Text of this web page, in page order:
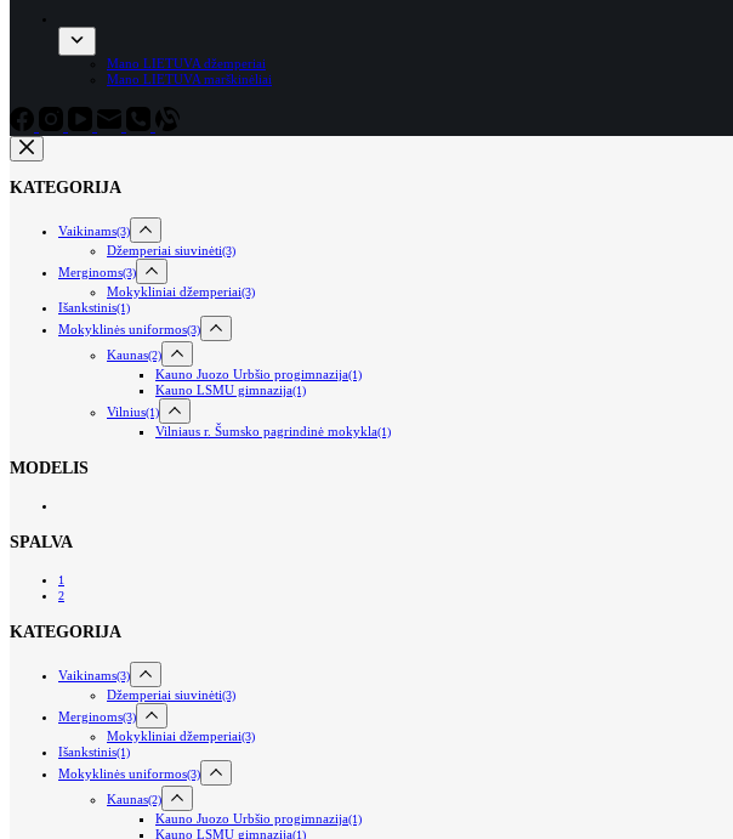
Mano LIETUVA džemperiai
Mano LIETUVA marškinėliai
KATEGORIJA
Vaikinams(3)
Džemperiai siuvinėti(3)
Merginoms(3)
Mokykliniai džemperiai(3)
Išankstinis(1)
Mokyklinės uniformos(3)
Kaunas(2)
Kauno Juozo Urbšio progimnazija(1)
Kauno LSMU gimnazija(1)
Vilnius(1)
Vilniaus r. Šumsko pagrindinė mokykla(1)
MODELIS
SPALVA
1
2
KATEGORIJA
Vaikinams(3)
Džemperiai siuvinėti(3)
Merginoms(3)
Mokykliniai džemperiai(3)
Išankstinis(1)
Mokyklinės uniformos(3)
Kaunas(2)
Kauno Juozo Urbšio progimnazija(1)
Kauno LSMU gimnazija(1)